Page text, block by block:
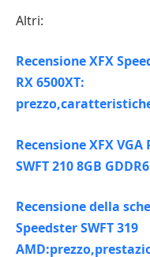
Altri:
Recensione XFX
RX 6500XT:
Recensione XFX VGA
SWFT 210 8GB GDDR6
Recensione della
Speedster SWFT 319